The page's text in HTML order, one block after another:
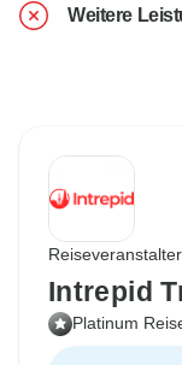
Weitere
Reiseveranstalter
Intrepid
Platinum